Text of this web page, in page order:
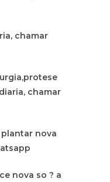
chamar
chamar
nova
nova so ? a